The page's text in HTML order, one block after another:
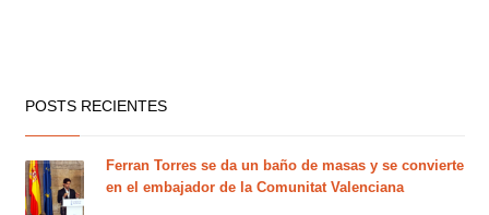
POSTS RECIENTES
Ferran Torres se da un baño de masas y se convierte
en el embajador de la Comunitat Valenciana